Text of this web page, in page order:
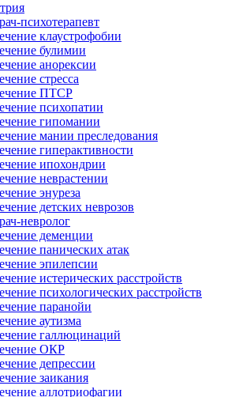
психотерапевт
клаустрофобии
булимии
анорексии
стресса
ПТСР
психопатии
гипомании
мании преследования
гиперактивности
ипохондрии
неврастении
энуреза
детских неврозов
невролог
деменции
панических атак
эпилепсии
истерических расстройств
психологических расстройств
паранойи
аутизма
галлюцинаций
ОКР
депрессии
заикания
аллотриофагии